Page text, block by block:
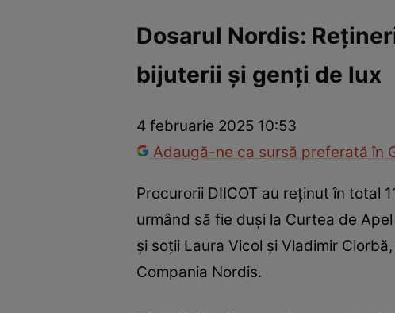
InternaționalFapt diversTehnologie
Dosarul Nordis:
bijuterii și genți de lux
4 februarie 2025 10:53
Adaugă-ne ca sursă preferată în
Procurorii DIICOT au reţinut în total
urmând să fie duşi la Curtea de
și soții Laura Vicol și Vladimir
Compania Nordis.